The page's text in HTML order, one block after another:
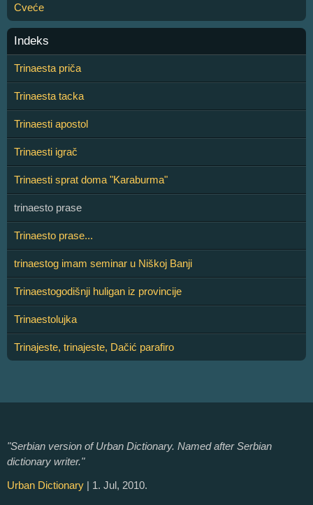
Cveće
Indeks
Trinaesta priča
Trinaesta tacka
Trinaesti apostol
Trinaesti igrač
Trinaesti sprat doma "Karaburma"
trinaesto prase
Trinaesto prase...
trinaestog imam seminar u Niškoj Banji
Trinaestogodišnji huligan iz provincije
Trinaestolujka
Trinajeste, trinajeste, Dačić parafiro
"Serbian version of Urban Dictionary. Named after Serbian
dictionary writer."
Urban Dictionary | 1. Jul, 2010.